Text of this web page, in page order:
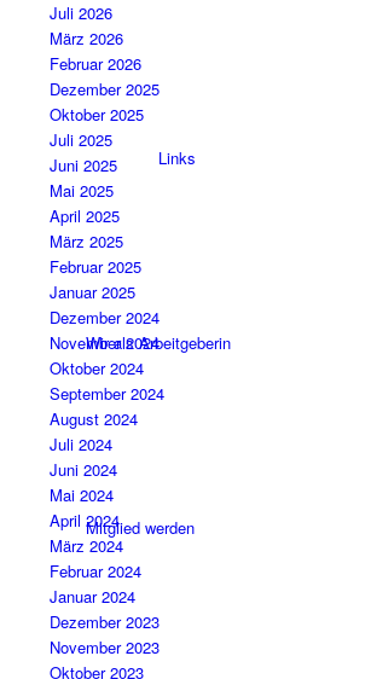
Links
Wir als Arbeitgeberin
Mitglied werden
Juli 2026
März 2026
Februar 2026
Dezember 2025
Oktober 2025
Juli 2025
Juni 2025
Mai 2025
April 2025
März 2025
Februar 2025
Januar 2025
Dezember 2024
November 2024
Oktober 2024
September 2024
August 2024
Juli 2024
Juni 2024
Mai 2024
April 2024
März 2024
Februar 2024
Januar 2024
Dezember 2023
November 2023
Oktober 2023